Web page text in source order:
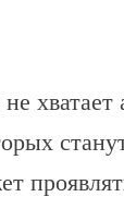
хватает